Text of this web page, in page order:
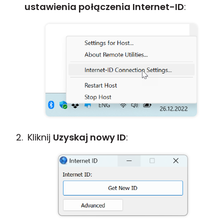
ustawienia połączenia Internet-ID:
Kliknij Uzyskaj nowy ID: